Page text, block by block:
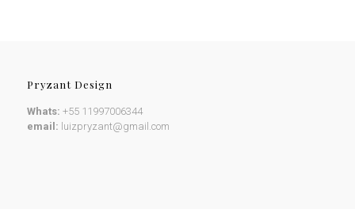
Pryzant Design
Whats: +55 11997006344
email: luizpryzant@gmail.com